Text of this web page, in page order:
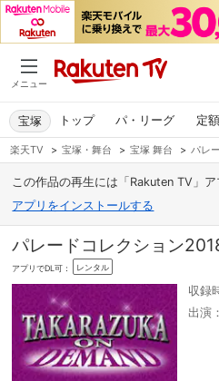
メニュー
トップ パ・リーグ 定
宝塚
楽天TV > 宝塚・舞台 > 宝塚 舞台 > パレ
この作品の再生には「Rakuten TV」ア
アプリをインストールする
パレードコレクション
アプリでDL可： レンタル
収録
出演